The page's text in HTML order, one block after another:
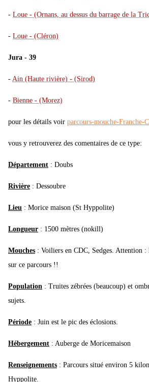
- Loue - (Ornans, au dessus du barrage de la
- Loue - (Cléron)
Jura - 39
- Ain (Haute rivière) - (Sirod)
- Bienne - (Morez)
pour les détails voir parcours-mouche-Franche-
vous y retrouverez des comentaires de ce type:
Département : Doubs
Rivière : Dessoubre
Lieu : Morice maison (St Hyppolite)
Longueur : 1500 mètres (nokill)
Mouches : Voiliers en CDC, Sedges. Attention
sur ce parcours !!
Population : Truites zébrées (beaucoup) et
sujets.
Période : Juin est le pic des éclosions.
Hébergement : Auberge de Moricemaison
Renseignements : Parcours situé environ 5
Hyppolite.